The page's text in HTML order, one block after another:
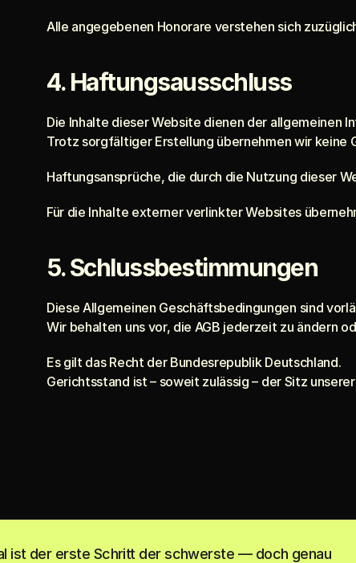
Alle angegebenen Honorare verstehen sich
4. Haftungsausschluss
Die Inhalte dieser Website dienen der allgemeinen
Trotz sorgfältiger Erstellung übernehmen wir
Haftungsansprüche, die durch die Nutzung dieser
Für die Inhalte externer verlinkter Websites
5. Schlussbestimmungen
Diese Allgemeinen Geschäftsbedingungen sind
Wir behalten uns vor, die AGB jederzeit zu ändern
Es gilt das Recht der Bundesrepublik Deutschland.
Gerichtsstand ist – soweit zulässig – der Sitz
ist der erste Schritt der schwerste — doch genau